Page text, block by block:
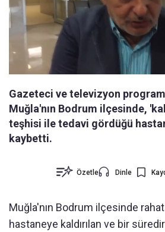
Gazeteci ve televizyon
Muğla'nın Bodrum ilçesinde,
teşhisi ile tedavi gördüğü
kaybetti.
Özetle Dinle
Muğla'nın Bodrum ilçesinde
hastaneye kaldırılan ve bir